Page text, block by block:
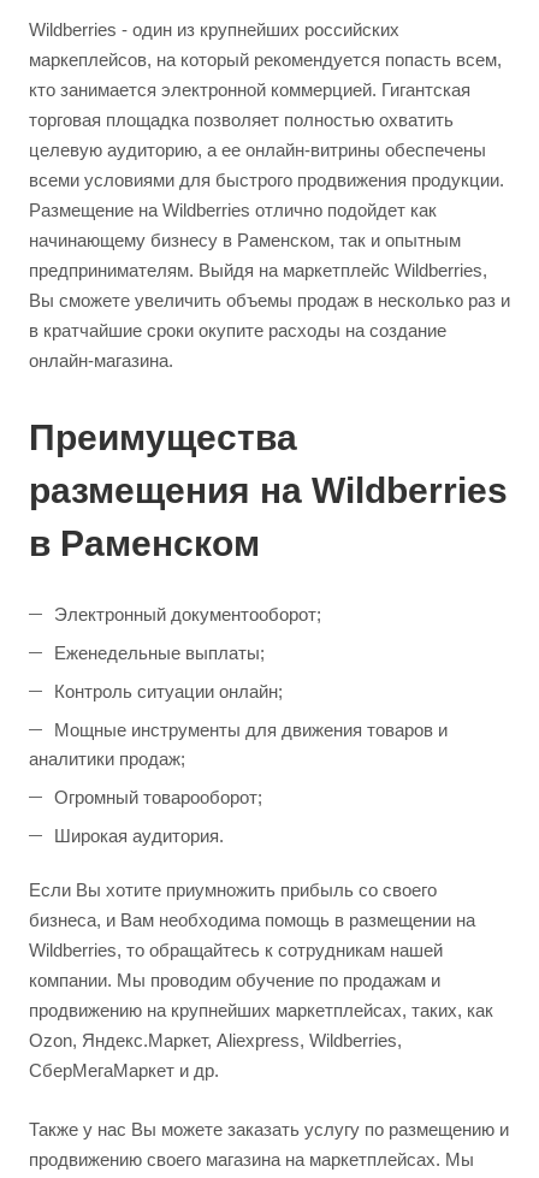
Wildberries - один из крупнейших российских
маркеплейсов, на который рекомендуется попасть всем,
кто занимается электронной коммерцией. Гигантская
торговая площадка позволяет полностью охватить
целевую аудиторию, а ее онлайн-витрины обеспечены
всеми условиями для быстрого продвижения продукции.
Размещение на Wildberries отлично подойдет как
начинающему бизнесу в Раменском, так и опытным
предпринимателям. Выйдя на маркетплейс Wildberries,
Вы сможете увеличить объемы продаж в несколько раз и
в кратчайшие сроки окупите расходы на создание
онлайн-магазина.
Преимущества
размещения на Wildberries
в Раменском
Электронный документооборот;
Еженедельные выплаты;
Контроль ситуации онлайн;
Мощные инструменты для движения товаров и
аналитики продаж;
Огромный товарооборот;
Широкая аудитория.
Если Вы хотите приумножить прибыль со своего
бизнеса, и Вам необходима помощь в размещении на
Wildberries, то обращайтесь к сотрудникам нашей
компании. Мы проводим обучение по продажам и
продвижению на крупнейших маркетплейсах, таких, как
Ozon, Яндекс.Маркет, Aliexpress, Wildberries,
СберМегаМаркет и др.
Также у нас Вы можете заказать услугу по размещению и
продвижению своего магазина на маркетплейсах. Мы